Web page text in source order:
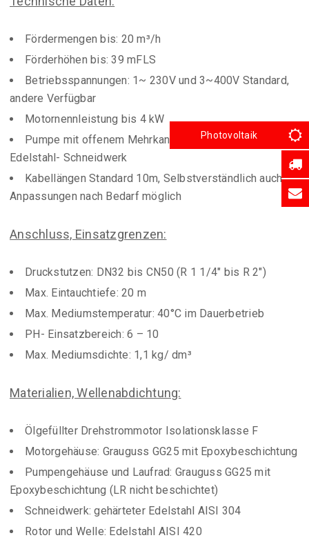
Fördermengen bis: 20 m³/h
Förderhöhen bis: 39 mFLS
Betriebsspannungen: 1~ 230V und 3~400V Standard,
andere Verfügbar
Motornennleistung bis 4 kW
Pumpe mit offenem Mehrkanallaufrad und gehärtetem
Edelstahl- Schneidwerk
Kabellängen Standard 10m, Selbstverständlich auch
Anpassungen nach Bedarf möglich
Anschluss, Einsatzgrenzen:
Druckstutzen: DN32 bis CN50 (R 1 1/4″ bis R 2″)
Max. Eintauchtiefe: 20 m
Max. Mediumstemperatur: 40°C im Dauerbetrieb
PH- Einsatzbereich: 6 – 10
Max. Mediumsdichte: 1,1 kg/ dm³
Materialien, Wellenabdichtung:
Ölgefüllter Drehstrommotor Isolationsklasse F
Motorgehäuse: Grauguss GG25 mit Epoxybeschichtung
Pumpengehäuse und Laufrad: Grauguss GG25 mit
Epoxybeschichtung (LR nicht beschichtet)
Schneidwerk: gehärteter Edelstahl AISI 304
Rotor und Welle: Edelstahl AISI 420
Photovoltaik